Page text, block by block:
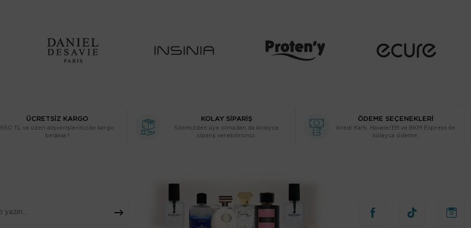
ÜCRETSİZ KARGO
650 TL ve üzeri alışverişlerinizde kargo
bedava !
KOLAY SİPARİŞ
Sitemizden üye olmadan da kolayca
sipariş verebilirsiniz.
ÖDEME SEÇENEKLERİ
Kredi Kartı, Havale/Eft ve BKM Express ile
kolayca ödeme.